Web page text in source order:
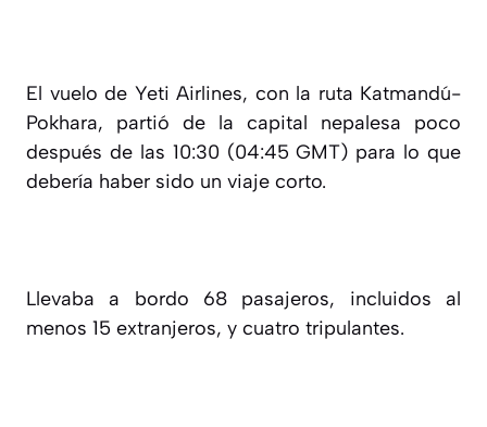
El vuelo de Yeti Airlines, con la ruta Katmandú-
Pokhara, partió de la capital nepalesa poco
después de las 10:30 (04:45 GMT) para lo que
debería haber sido un viaje corto.
Llevaba a bordo 68 pasajeros, incluidos al
menos 15 extranjeros, y cuatro tripulantes.